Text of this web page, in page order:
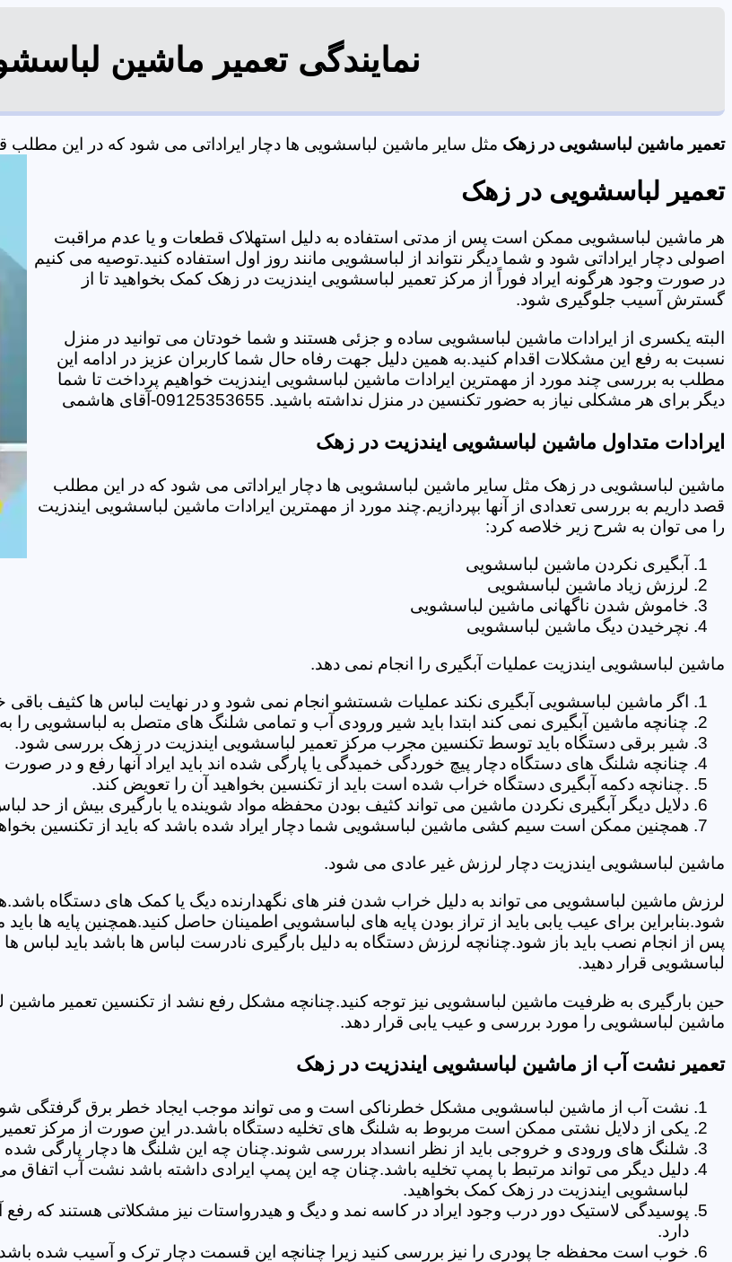
نمایندگی تعمیر ماشین
تعمیر ماشین لباسشویی در زهک مثل سایر ماشین لباسشویی ها دچار ایراداتی می شود که در این مطلب
تعمیر لباسشویی در زهک
هر ماشین لباسشویی ممکن است پس از مدتی استفاده به دلیل استهلاک قطعات و یا عدم مراقبت
اصولی دچار ایراداتی شود و شما دیگر نتواند از لباسشویی مانند روز اول استفاده کنید.توصیه می کنیم
در صورت وجود هرگونه ایراد فوراً از مرکز تعمیر لباسشویی ایندزیت در زهک کمک بخواهید تا از
گسترش آسیب جلوگیری شود.
البته یکسری از ایرادات ماشین لباسشویی ساده و جزئی هستند و شما خودتان می توانید در منزل
نسبت به رفع این مشکلات اقدام کنید.به همین دلیل جهت رفاه حال شما کاربران عزیز در ادامه این
مطلب به بررسی چند مورد از مهمترین ایرادات ماشین لباسشویی ایندزیت خواهیم پرداخت تا شما
دیگر برای هر مشکلی نیاز به حضور تکنسین در منزل نداشته باشید. 09125353655-آقای هاشمی
ایرادات متداول ماشین لباسشویی ایندزیت در زهک
ماشین لباسشویی در زهک مثل سایر ماشین لباسشویی ها دچار ایراداتی می شود که در این مطلب
قصد داریم به بررسی تعدادی از آنها بپردازیم.چند مورد از مهمترین ایرادات ماشین لباسشویی ایندزیت
را می توان به شرح زیر خلاصه کرد:
آبگیری نکردن ماشین لباسشویی
لرزش زیاد ماشین لباسشویی
خاموش شدن ناگهانی ماشین لباسشویی
نچرخیدن دیگ ماشین لباسشویی
ماشین لباسشویی ایندزیت عملیات آبگیری را انجام نمی دهد.
اگر ماشین لباسشویی آبگیری نکند عملیات شستشو انجام نمی شود و در نهایت لباس ها کثیف باقی
چنانچه ماشین آبگیری نمی کند ابتدا باید شیر ورودی آب و تمامی شلنگ های متصل به لباسشویی را
شیر برقی دستگاه باید توسط تکنسین مجرب مرکز تعمیر لباسشویی ایندزیت در زهک بررسی شود.
چنانچه شلنگ های دستگاه دچار پیچ خوردگی خمیدگی یا پارگی شده اند باید ایراد آنها رفع و در
.چنانچه دکمه آبگیری دستگاه خراب شده است باید از تکنسین بخواهید آن را تعویض کند.
دلایل دیگر آبگیری نکردن ماشین می تواند کثیف بودن محفظه مواد شوینده یا بارگیری بیش از حد
همچنین ممکن است سیم کشی ماشین لباسشویی شما دچار ایراد شده باشد که باید از تکنسین
ماشین لباسشویی ایندزیت دچار لرزش غیر عادی می شود.
لرزش ماشین لباسشویی می تواند به دلیل خراب شدن فنر های نگهدارنده دیگ یا کمک های دستگاه
شود.بنابراین برای عیب یابی باید از تراز بودن پایه های لباسشویی اطمینان حاصل کنید.همچنین پایه ها
پس از انجام نصب باید باز شود.چنانچه لرزش دستگاه به دلیل بارگیری نادرست لباس ها باشد باید لباس
لباسشویی قرار دهید.
حین بارگیری به ظرفیت ماشین لباسشویی نیز توجه کنید.چنانچه مشکل رفع نشد از تکنسین تعمیر
ماشین لباسشویی را مورد بررسی و عیب یابی قرار دهد.
تعمیر نشت آب از ماشین لباسشویی ایندزیت در زهک
نشت آب از ماشین لباسشویی مشکل خطرناکی است و می تواند موجب ایجاد خطر برق گرفتگی
یکی از دلایل نشتی ممکن است مربوط به شلنگ های تخلیه دستگاه باشد.در این صورت از مرکز
شلنگ های ورودی و خروجی باید از نظر انسداد بررسی شوند.چنان چه این شلنگ ها دچار پارگی شده
دلیل دیگر می تواند مرتبط با پمپ تخلیه باشد.چنان چه این پمپ ایرادی داشته باشد نشت آب اتفاق
لباسشویی ایندزیت در زهک کمک بخواهید.
پوسیدگی لاستیک دور درب وجود ایراد در کاسه نمد و دیگ و هیدرواستات نیز مشکلاتی هستند که
دارد.
خوب است محفظه جا پودری را نیز بررسی کنید زیرا چنانچه این قسمت دچار ترک و آسیب شده